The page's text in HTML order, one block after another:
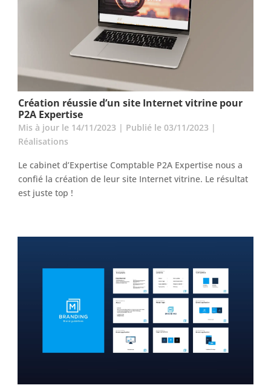
Création réussie d’un site Internet vitrine pour
P2A Expertise
Mis à jour le 14/11/2023 | Publié le 03/11/2023 |
Réalisations
Le cabinet d’Expertise Comptable P2A Expertise nous a
confié la création de leur site Internet vitrine. Le résultat
est juste top !